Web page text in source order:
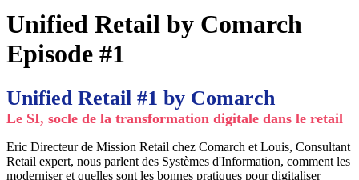
Unified Retail by Comarch
Episode #1
Unified Retail #1 by Comarch
Le SI, socle de la transformation digitale dans le retail
Eric Directeur de Mission Retail chez Comarch et Louis, Consultant
Retail expert, nous parlent des Systèmes d'Information, comment les
moderniser et quelles sont les bonnes pratiques pour digitaliser